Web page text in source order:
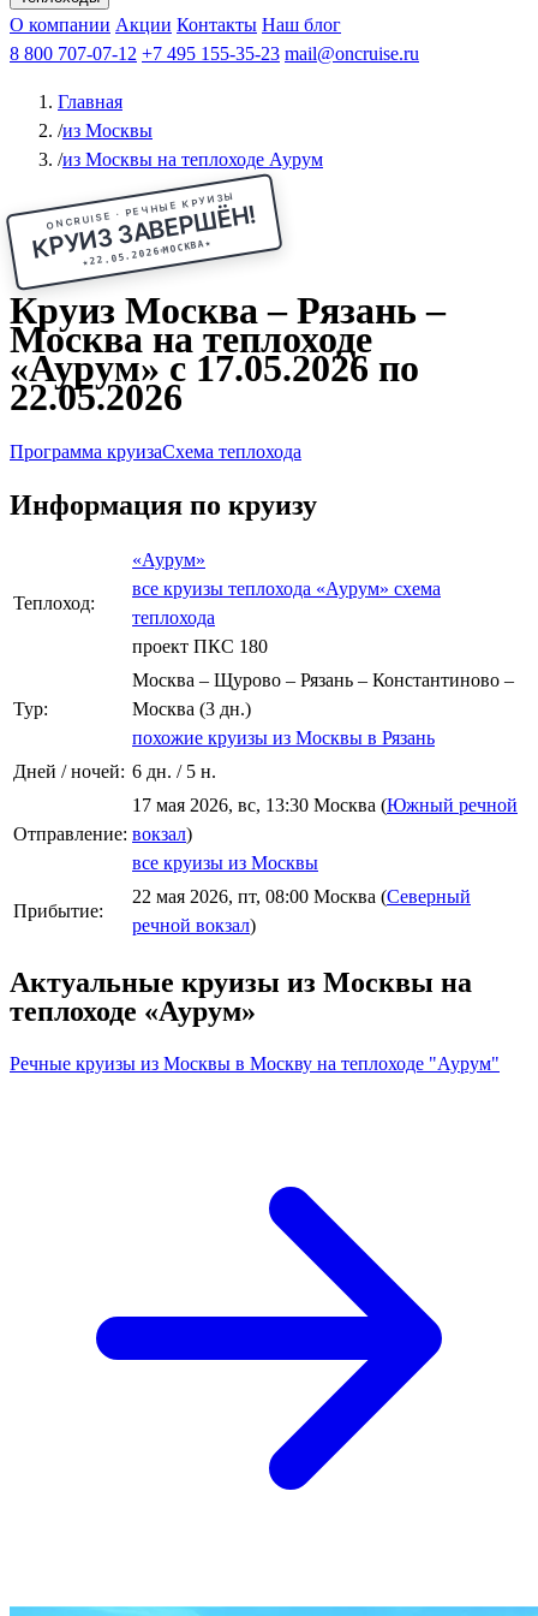
Чебоксарыиз Волгоградаиз Саратова Все города
КазаньВ Нижний НовгородВ ПермьВ Ростов-на-Дону
РыбинскНа СоловкиНа ВалаамПо ОкеПо Енисею
Афанасий Никитин Октябрьская революция
ФединАлександр СвешниковИван
МироновА.С.Попов
О компании Акции Контакты Наш блог
8 800 707-07-12 +7 495 155-35-23 mail@oncruise.ru
Главная
/из Москвы
/из Москвы на теплоходе Аурум
ONCRUISE · РЕЧНЫЕ КРУИЗЫ
КРУИЗ ЗАВЕРШЁН!
★22.05.2026МОСКВА★
Круиз Москва – Рязань –
Москва на теплоходе
«Аурум» с 17.05.2026 по
22.05.2026
Программа круизаСхема теплохода
Информация по круизу
Теплоход:
«Аурум»
все круизы теплохода «Аурум» схема
теплохода
проект ПКС 180
Тур:
Москва – Щурово – Рязань – Константиново –
Москва (3 дн.)
похожие круизы из Москвы в Рязань
Дней / ночей: 6 дн. / 5 н.
Отправление:
17 мая 2026, вс, 13:30 Москва (Южный речной
вокзал)
все круизы из Москвы
Прибытие:
22 мая 2026, пт, 08:00 Москва (Северный
речной вокзал)
Актуальные круизы из Москвы на
теплоходе «Аурум»
Речные круизы из Москвы в Москву на теплоходе "Аурум"